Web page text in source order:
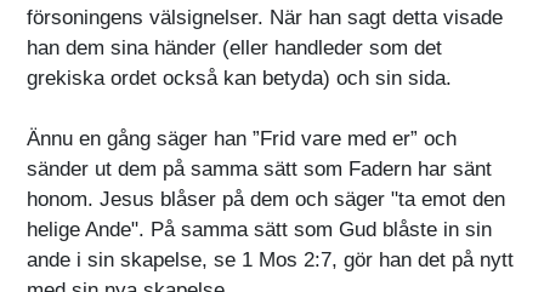
försoningens välsignelser. När han sagt detta visade
han dem sina händer (eller handleder som det
grekiska ordet också kan betyda) och sin sida.
Ännu en gång säger han ”Frid vare med er” och
sänder ut dem på samma sätt som Fadern har sänt
honom. Jesus blåser på dem och säger "ta emot den
helige Ande". På samma sätt som Gud blåste in sin
ande i sin skapelse, se 1 Mos 2:7, gör han det på nytt